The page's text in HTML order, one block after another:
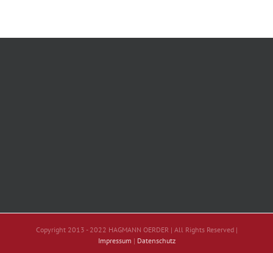
Copyright 2013 - 2022 HAGMANN OERDER | All Rights Reserved |
Impressum | Datenschutz